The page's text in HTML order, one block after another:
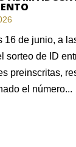
16 de junio, a
sorteo de ID
preinscritas,
el número...